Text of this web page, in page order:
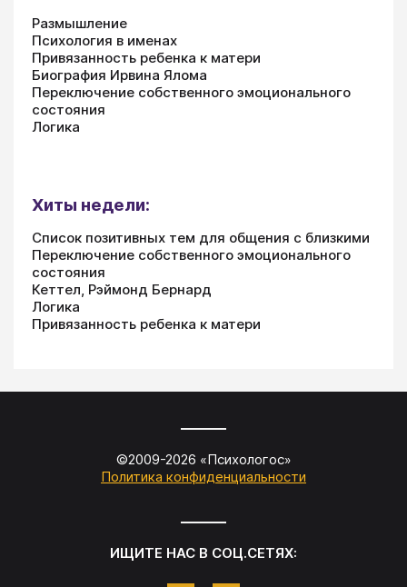
Размышление
Психология в именах
Привязанность ребенка к матери
Биография Ирвина Ялома
Переключение собственного эмоционального
состояния
Логика
Хиты недели:
Список позитивных тем для общения с близкими
Переключение собственного эмоционального
состояния
Кеттел, Рэймонд Бернард
Логика
Привязанность ребенка к матери
©2009-2026 «Психологос»
Политика конфиденциальности
ИЩИТЕ НАС В СОЦ.СЕТЯХ: